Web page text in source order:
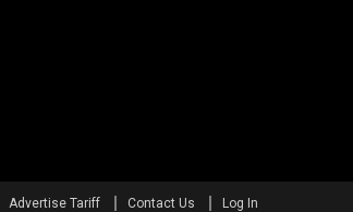
Advertise Tariff Contact Us Log In